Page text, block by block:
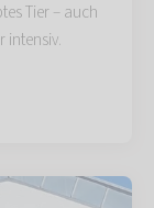
Tier – auch
intensiv.